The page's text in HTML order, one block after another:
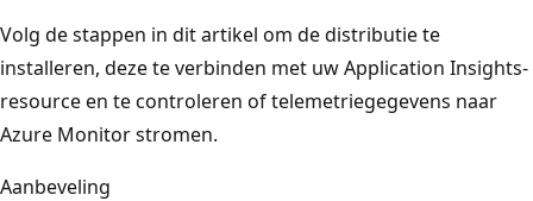
Volg de stappen in dit artikel om de distributie te
installeren, deze te verbinden met uw Application Insights-
resource en te controleren of telemetriegegevens naar
Azure Monitor stromen.
Aanbeveling